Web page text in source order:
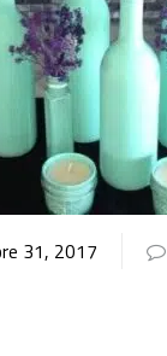
31, 2017